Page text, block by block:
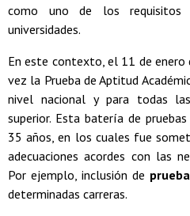
como uno de los
universidades.
En este contexto, el 11 de enero
vez la Prueba de Aptitud
nivel nacional y para todas
superior. Esta batería de
35 años, en los cuales fue
adecuaciones acordes con las
Por ejemplo, inclusión de
determinadas carreras.